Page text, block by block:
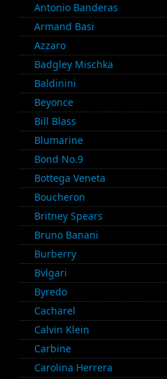
Antonio Banderas
Armand Basi
Azzaro
Badgley Mischka
Baldinini
Beyonce
Bill Blass
Blumarine
Bond No.9
Bottega Veneta
Boucheron
Britney Spears
Bruno Banani
Burberry
Bvlgari
Byredo
Cacharel
Calvin Klein
Carbine
Carolina Herrera